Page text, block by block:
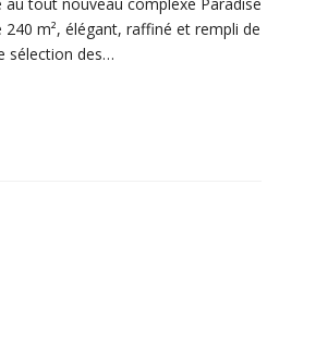
240 m², élégant, raffiné et rempli de
sélection des…